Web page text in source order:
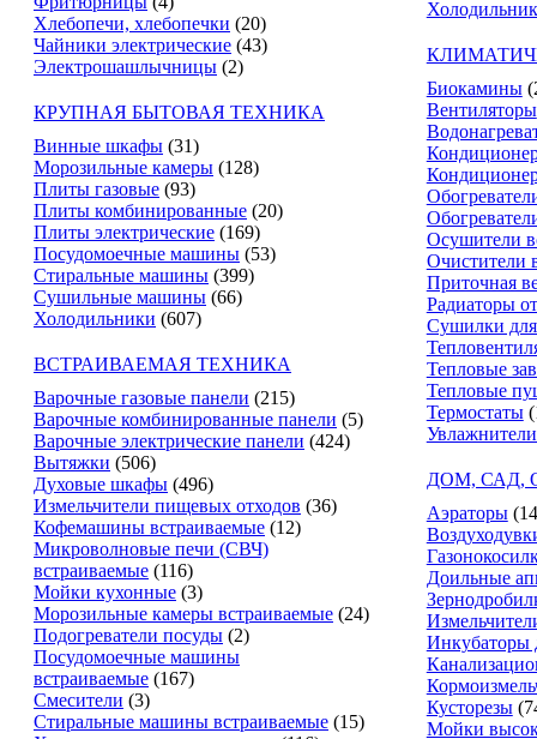
Хлебопечи, хлебопечки (20)
Чайники электрические (43)
Электрошашлычницы (2)
КРУПНАЯ БЫТОВАЯ ТЕХНИКА
Винные шкафы (31)
Морозильные камеры (128)
Плиты газовые (93)
Плиты комбинированные (20)
Плиты электрические (169)
Посудомоечные машины (53)
Стиральные машины (399)
Сушильные машины (66)
Холодильники (607)
ВСТРАИВАЕМАЯ ТЕХНИКА
Варочные газовые панели (215)
Варочные комбинированные панели (5)
Варочные электрические панели (424)
Вытяжки (506)
Духовые шкафы (496)
Измельчители пищевых отходов (36)
Кофемашины встраиваемые (12)
Микроволновые печи (СВЧ)
встраиваемые (116)
Мойки кухонные (3)
Морозильные камеры встраиваемые (24)
Подогреватели посуды (2)
Посудомоечные машины
встраиваемые (167)
Смесители (3)
Стиральные машины встраиваемые (15)
Биокамины
Вентиляторы
Осушители
Очистители
Приточная
Радиаторы
Сушилки
Тепловые
Тепловые
Термостаты
ДОМ, САД,
Аэраторы
Доильные
Инкубаторы
Кусторезы
Мойки